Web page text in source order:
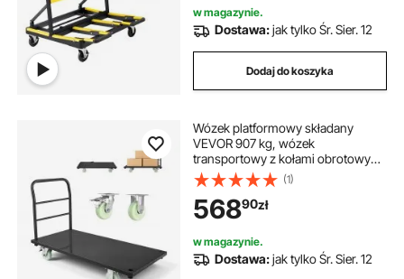
w magazynie.
Dostawa:jak tylko Śr. Sier. 12
Dodaj do koszyka
Wózek platformowy składany
VEVOR 907 kg, wózek
transportowy z kołami obrotowymi
i uchwytem, ​​wózek magazynowy,
do transportu bagażu, 1220 x 610 x
815 mm, wózek na kółkach, wózek
przemysłowy do magazynu,
warsztatu, fabryki
(1)
56890zł
w magazynie.
Dostawa:jak tylko Śr. Sier. 12